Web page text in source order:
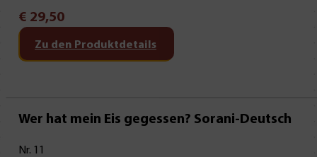
€ 29,50
Zu den Produktdetails
Wer hat mein Eis gegessen? Sorani-Deutsch
Nr. 11